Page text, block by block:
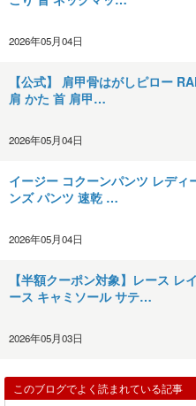
2026年05月04日
【公式】 肩甲骨はがしピロー
肩 かた 首 肩甲…
2026年05月04日
イージー コクーンパンツ レディ
ンズ パンツ 速乾 …
2026年05月04日
【半額クーポン対象】レース レ
ース キャミソール サテ…
2026年05月03日
このブログでよく読まれている記事